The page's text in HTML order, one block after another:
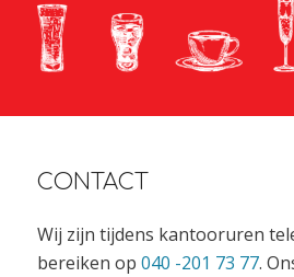
CONTACT
Wij zijn tijdens kantooruren
bereiken op 040 -201 73 77.